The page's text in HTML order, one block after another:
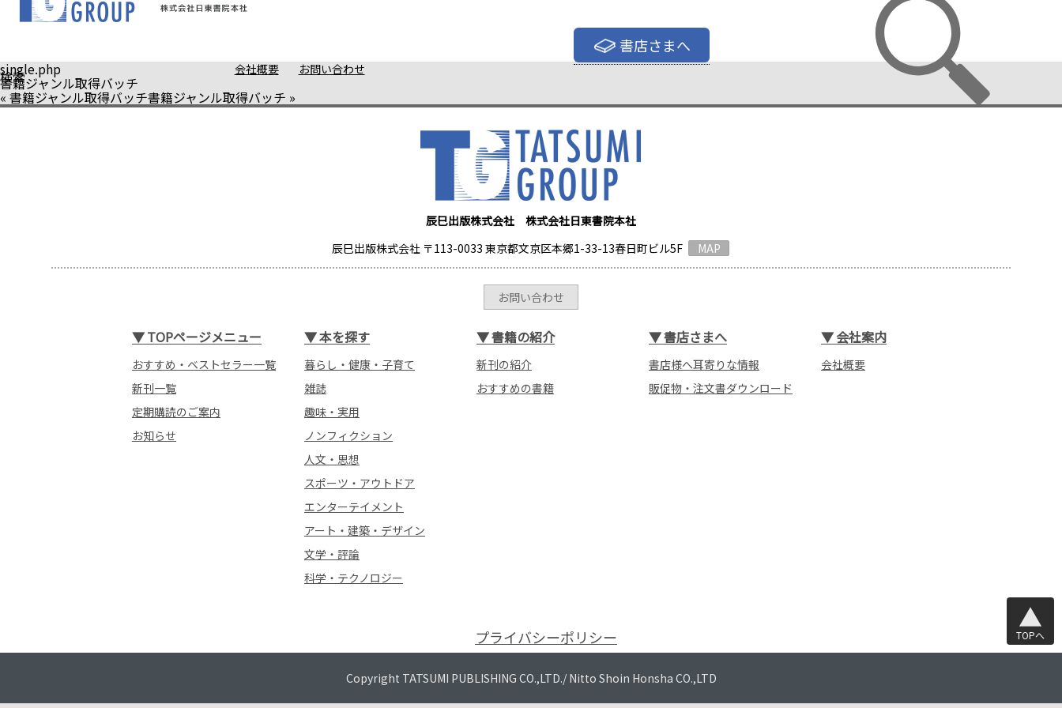
書店さまへ
会社概要 お問い合わせ
検索
single.php
書籍ジャンル取得バッチ
« 書籍ジャンル取得バッチ書籍ジャンル取得バッチ »
辰巳出版株式会社 株式会社日東書院本社
辰巳出版株式会社 〒113-0033 東京都文京区本郷1-33-13春日町ビル5F
MAP
お問い合わせ
▼TOPページメニュー
おすすめ・ベストセラー一覧
新刊一覧
定期購読のご案内
お知らせ
▼本を探す
暮らし・健康・子育て
雑誌
趣味・実用
ノンフィクション
人文・思想
スポーツ・アウトドア
エンターテイメント
アート・建築・デザイン
文学・評論
科学・テクノロジー
▼書籍の紹介
新刊の紹介
おすすめの書籍
▼書店さまへ
書店様へ耳寄りな情報
販促物・注文書ダウンロード
▼会社案内
会社概要
プライバシーポリシー TOPへ
Copyright TATSUMI PUBLISHING CO.,LTD./ Nitto Shoin Honsha CO.,LTD